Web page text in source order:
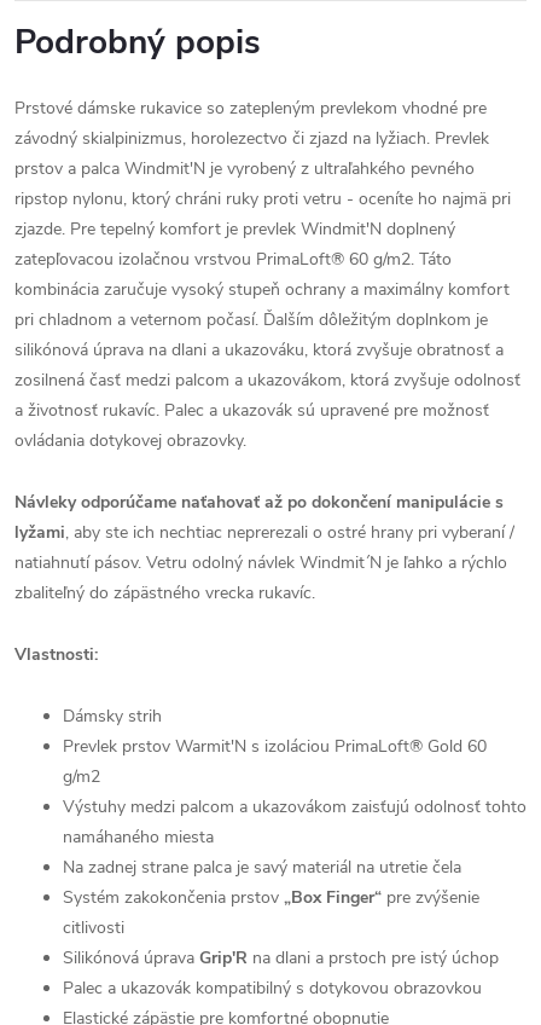
Podrobný popis
Prstové dámske rukavice so zatepleným prevlekom vhodné pre
závodný skialpinizmus, horolezectvo či zjazd na lyžiach. Prevlek
prstov a palca Windmit'N je vyrobený z ultraľahkého pevného
ripstop nylonu, ktorý chráni ruky proti vetru - oceníte ho najmä pri
zjazde. Pre tepelný komfort je prevlek Windmit'N doplnený
zatepľovacou izolačnou vrstvou PrimaLoft® 60 g/m2. Táto
kombinácia zaručuje vysoký stupeň ochrany a maximálny komfort
pri chladnom a veternom počasí. Ďalším dôležitým doplnkom je
silikónová úprava na dlani a ukazováku, ktorá zvyšuje obratnosť a
zosilnená časť medzi palcom a ukazovákom, ktorá zvyšuje odolnosť
a životnosť rukavíc. Palec a ukazovák sú upravené pre možnosť
ovládania dotykovej obrazovky.
Návleky odporúčame naťahovať až po dokončení manipulácie s
lyžami, aby ste ich nechtiac neprerezali o ostré hrany pri vyberaní /
natiahnutí pásov. Vetru odolný návlek Windmit´N je ľahko a rýchlo
zbaliteľný do zápästného vrecka rukavíc.
Vlastnosti:
Dámsky strih
Prevlek prstov Warmit'N s izoláciou PrimaLoft® Gold 60
g/m2
Výstuhy medzi palcom a ukazovákom zaisťujú odolnosť tohto
namáhaného miesta
Na zadnej strane palca je savý materiál na utretie čela
Systém zakokončenia prstov „Box Finger“ pre zvýšenie
citlivosti
Silikónová úprava Grip'R na dlani a prstoch pre istý úchop
Palec a ukazovák kompatibilný s dotykovou obrazovkou
Elastické zápästie pre komfortné obopnutie